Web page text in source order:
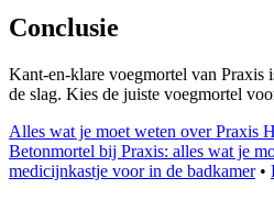
Conclusie
Kant-en-klare voegmortel van Praxis
de slag. Kies de juiste voegmortel
Alles wat je moet weten over Praxis
Betonmortel bij Praxis: alles wat je
medicijnkastje voor in de badkamer•